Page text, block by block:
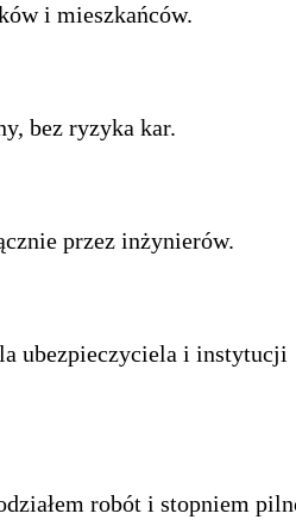
i mieszkańców.
bez ryzyka kar.
przez inżynierów.
ubezpieczyciela i instytucji
robót i stopniem